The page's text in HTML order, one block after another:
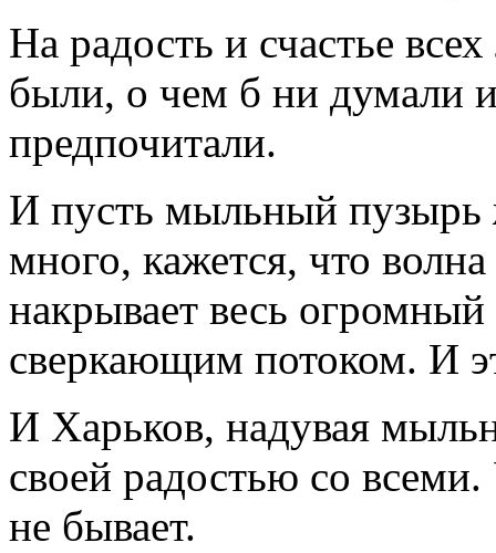
На радость и счастье
были, о чем б ни думали
предпочитали.
И пусть мыльный пузырь
много, кажется, что
накрывает весь
сверкающим потоком. И
И Харьков, надувая
своей радостью со
не бывает.